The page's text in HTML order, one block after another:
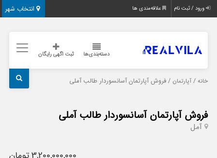
انتخاب شهر ورود / ثبت نام علاقه‌مندی ها
دسته‌بندی‌ها ثبت اگهی رایگان
خانه /آپارتمان / فروش آپارتمان آسانسوردار طالب آملی
فروش آپارتمان آسانسوردار طالب آملی
آمل